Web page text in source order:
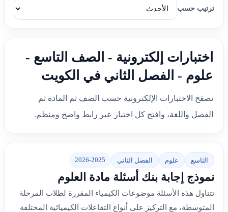
ترتيب حسب
اختبارات إلكترونية - الصف التاسع -
علوم - الفصل الثاني في الكويت
تصفح الاختبارات الإلكترونية حسب الصف ثم المادة ثم
الفصل واللغة، وافتح كل اختبار عبر رابط واضح ومنظم.
التاسع علوم الفصل الثاني 2026-2025
نموذج إجابة بنك أسئلة مادة العلوم
تتناول هذه الأسئلة موضوعات الكيمياء المقررة لطلاب المرحلة
المتوسطة، مع التركيز على أنواع التفاعلات الكيميائية المختلفة